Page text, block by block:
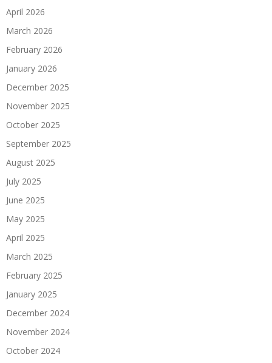
April 2026
March 2026
February 2026
January 2026
December 2025
November 2025
October 2025
September 2025
August 2025
July 2025
June 2025
May 2025
April 2025
March 2025
February 2025
January 2025
December 2024
November 2024
October 2024